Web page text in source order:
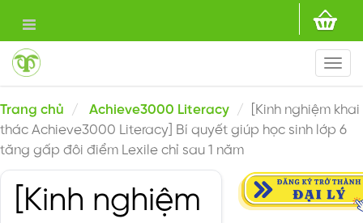
Trang chủ Achieve3000 Literacy
[Kinh nghiệm khai
thác Achieve3000 Literacy] Bí quyết giúp học sinh lớp 6
tăng gấp đôi điểm Lexile chỉ sau 1 năm
[Kinh nghiệm